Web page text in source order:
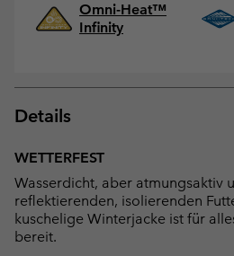
Omni-Heat™
Infinity
Details
WETTERFEST
Wasserdicht, aber atmungsaktiv
reflektierenden, isolierenden
kuschelige Winterjacke ist für
bereit.